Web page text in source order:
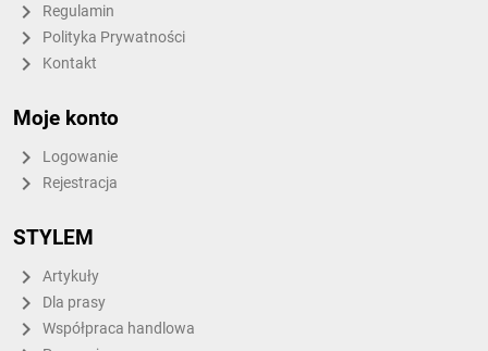
Regulamin
Polityka Prywatności
Kontakt
Moje konto
Logowanie
Rejestracja
STYLEM
Artykuły
Dla prasy
Współpraca handlowa